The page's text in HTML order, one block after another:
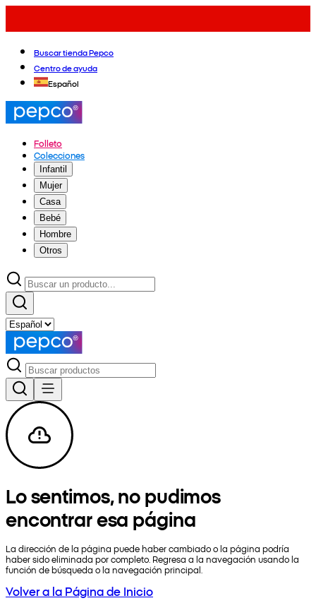
Buscar tienda Pepco
Centro de ayuda
Español
Folleto
Colecciones
Infantil
Mujer
Casa
Bebé
Hombre
Otros
Lo sentimos, no pudimos
encontrar esa página
La dirección de la página puede haber cambiado o la página podría
haber sido eliminada por completo. Regresa a la navegación usando la
función de búsqueda o la navegación principal.
Volver a la Página de Inicio